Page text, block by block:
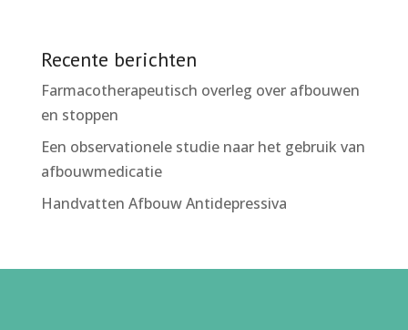
Recente berichten
Farmacotherapeutisch overleg over afbouwen
en stoppen
Een observationele studie naar het gebruik van
afbouwmedicatie
Handvatten Afbouw Antidepressiva